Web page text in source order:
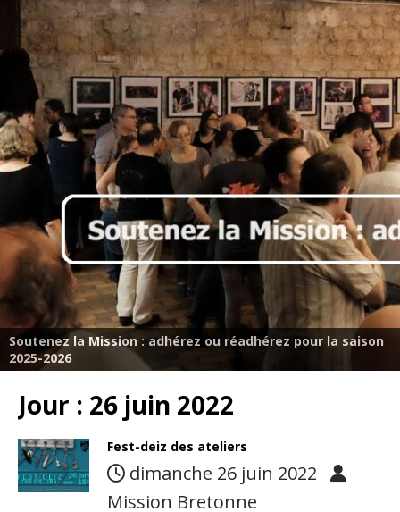
Soutenez la Mission : adhérez ou réadhérez pour la saison
2025-2026
Jour : 26 juin 2022
Fest-deiz des ateliers
dimanche 26 juin 2022
Mission Bretonne